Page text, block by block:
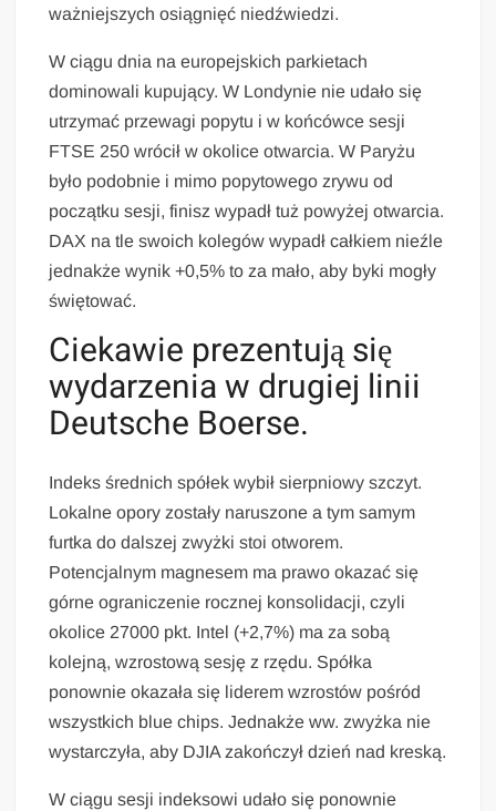
ważniejszych osiągnięć niedźwiedzi.
W ciągu dnia na europejskich parkietach
dominowali kupujący. W Londynie nie udało się
utrzymać przewagi popytu i w końcówce sesji
FTSE 250 wrócił w okolice otwarcia. W Paryżu
było podobnie i mimo popytowego zrywu od
początku sesji, finisz wypadł tuż powyżej otwarcia.
DAX na tle swoich kolegów wypadł całkiem nieźle
jednakże wynik +0,5% to za mało, aby byki mogły
świętować.
Ciekawie prezentują się
wydarzenia w drugiej linii
Deutsche Boerse.
Indeks średnich spółek wybił sierpniowy szczyt.
Lokalne opory zostały naruszone a tym samym
furtka do dalszej zwyżki stoi otworem.
Potencjalnym magnesem ma prawo okazać się
górne ograniczenie rocznej konsolidacji, czyli
okolice 27000 pkt. Intel (+2,7%) ma za sobą
kolejną, wzrostową sesję z rzędu. Spółka
ponownie okazała się liderem wzrostów pośród
wszystkich blue chips. Jednakże ww. zwyżka nie
wystarczyła, aby DJIA zakończył dzień nad kreską.
W ciągu sesji indeksowi udało się ponownie